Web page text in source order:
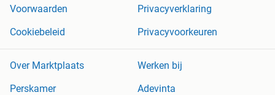
Voorwaarden
Privacyverklaring
Cookiebeleid
Privacyvoorkeuren
Over Marktplaats
Werken bij
Perskamer
Adevinta